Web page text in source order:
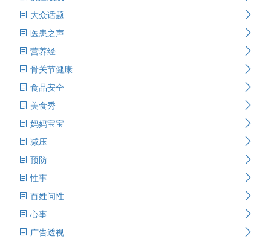
大众话题
医患之声
营养经
骨关节健康
食品安全
美食秀
妈妈宝宝
减压
预防
性事
百姓问性
心事
广告透视